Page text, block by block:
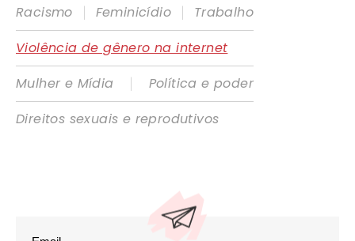
Racismo
| Feminicídio |
Trabalho
Violência de gênero na internet
Mulher e Mídia
|
Política e poder
Direitos sexuais e reprodutivos